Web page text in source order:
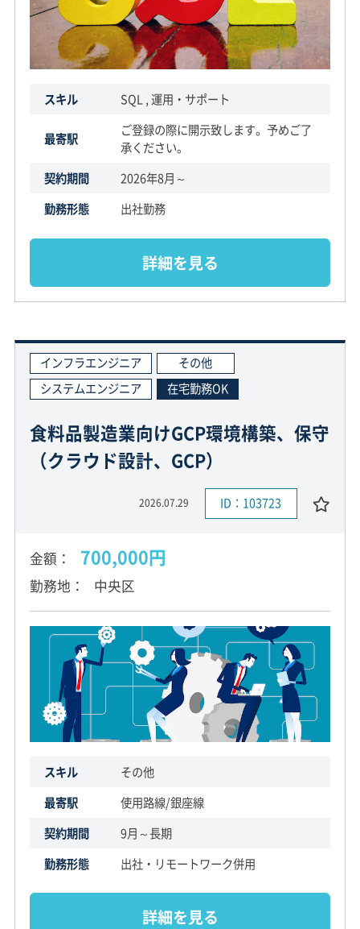
スキル SQL , 運用・サポート
最寄駅
ご登録の際に開示致します。予めご了
承ください。
契約期間
2026年8月～
勤務形態
出社勤務
詳細を見る
インフラエンジニア
その他
システムエンジニア
在宅勤務OK
食料品製造業向けGCP環境構築、保守
（クラウド設計、GCP）
2026.07.29 ID：103723
金額 700,000円
勤務地 中央区
スキル
その他
最寄駅
使用路線/銀座線
契約期間
9月～長期
勤務形態
出社・リモートワーク併用
詳細を見る